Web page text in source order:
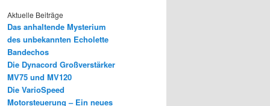
Aktuelle Beiträge
Das anhaltende Mysterium
des unbekannten Echolette
Bandechos
Die Dynacord Großverstärker
MV75 und MV120
Die VarioSpeed
Motorsteuerung – Ein neues